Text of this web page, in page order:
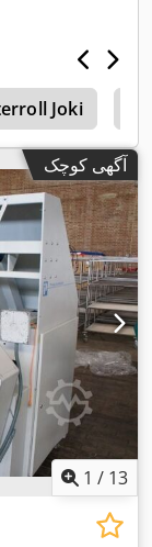
Joki
آگهی کوچک
1 / 13